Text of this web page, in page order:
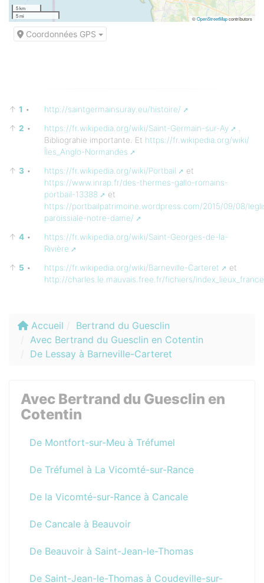
5 km
5 mi
©OpenStreetMapcontributors
Coordonnées GPS
↑ 1 •
http://saintgermainsuray.eu/histoire/
↑ 2 • https://fr.wikipedia.org/wiki/Saint-Germain-sur-Ay
Bibliograhie importante. Et https://fr.wikipedia.org/wiki/
Îles_Anglo-Normandes
↑ 3 • https://fr.wikipedia.org/wiki/Portbail
et
https://www.inrap.fr/des-thermes-gallo-romains-
portbail-13388
et
https://portbailpatrimoine.wordpress.com/2015/09/08/
paroissiale-notre-dame/
↑ 4 •
https://fr.wikipedia.org/wiki/Saint-Georges-de-la-
Rivière
↑ 5 • https://fr.wikipedia.org/wiki/Barneville-Carteret
et
http://charles.le.mauvais.free.fr/fichiers/
Accueil
Bertrand du Guesclin
Avec Bertrand du Guesclin en Cotentin
De Lessay à Barneville-Carteret
Avec Bertrand du Guesclin en
Cotentin
De Montfort-sur-Meu à Tréfumel
De Tréfumel à La Vicomté-sur-Rance
De la Vicomté-sur-Rance à Cancale
De Cancale à Beauvoir
De Beauvoir à Saint-Jean-le-Thomas
De Saint-Jean-le-Thomas à Coudeville-sur-